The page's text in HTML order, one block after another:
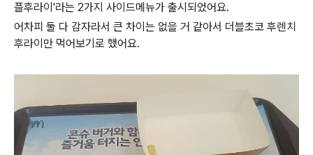
플후라이'라는 2가지 사이드메뉴가 출시되었어요.
어차피 둘 다 감자라서 큰 차이는 없을 거 같아서 더블초코 후렌치
후라이만 먹어보기로 했어요.